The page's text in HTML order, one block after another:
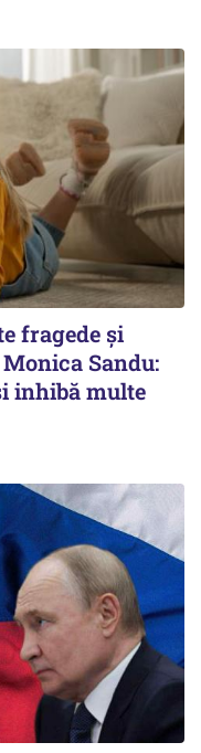
fragede și
Sandu:
inhibă multe